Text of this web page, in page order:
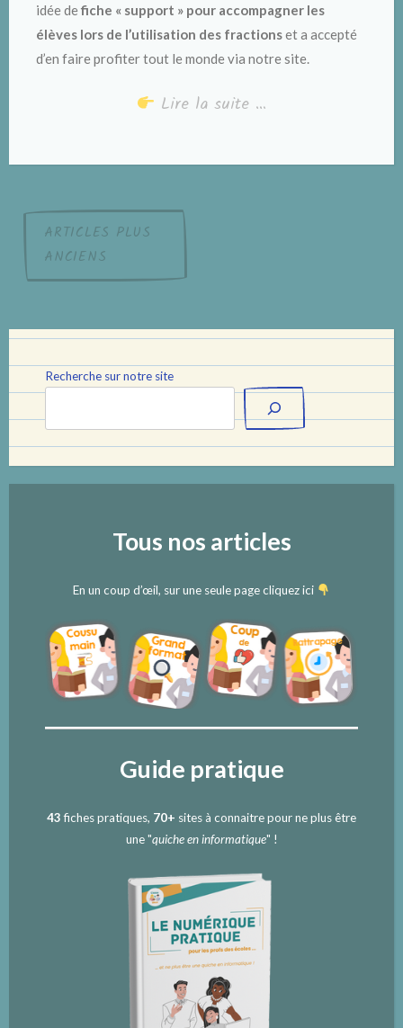
idée defiche « support » pour accompagner les
élèves lors de l’utilisation des fractionset a accepté
d’en faire profiter tout le monde via notre site.
Lire la suite …
Navigation
des
ARTICLES PLUS
ANCIENS
Recherche sur notre site
Tous nos articles
En un coup d’œil, sur une seule page cliquez ici
Guide pratique
43fiches pratiques, 70+ sites à connaitre pour ne plus être
une "quiche en informatique" !